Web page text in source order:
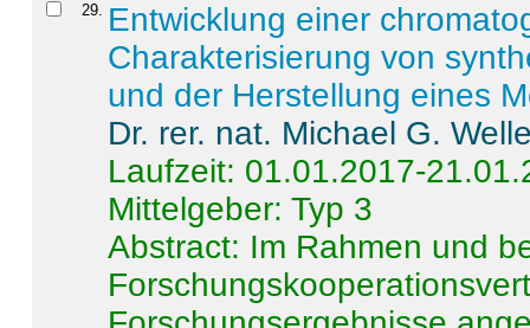
29. Entwicklung einer
Charakterisierung von
und der Herstellung eines
Dr. rer. nat. Michael G.
Laufzeit: 01.01.2017-
Mittelgeber: Typ 3
Abstract: Im Rahmen und